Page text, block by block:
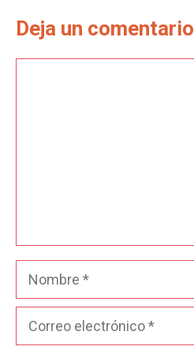
Deja un comentario
Nombre